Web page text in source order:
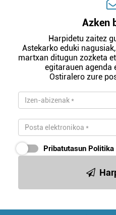
Azken
Harpidetu zaitez
Astekarko eduki
martxan ditugun zozketa
egitarauen agenda
Ostiralero zure
Pribatutasun Politika